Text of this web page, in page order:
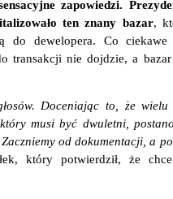
zapowiedzi.
ten znany bazar,
do dewelopera. Co ciekawe
transakcji nie dojdzie, a bazar
Doceniając to, że wielu
musi być dwuletni,
od dokumentacji, a
który potwierdził, że